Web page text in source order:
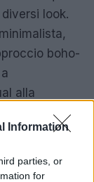
Information
parties, or
for
look.
boho-
alla
a due stili